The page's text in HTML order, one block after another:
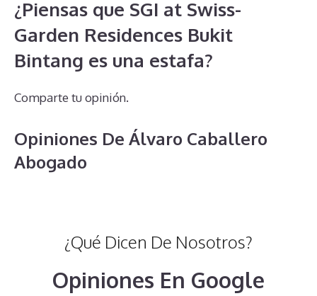
¿Piensas que SGI at Swiss-
Garden Residences Bukit
Bintang es una estafa?
Comparte tu opinión.
Opiniones De Álvaro Caballero
Abogado
¿Qué Dicen De Nosotros?
Opiniones En Google